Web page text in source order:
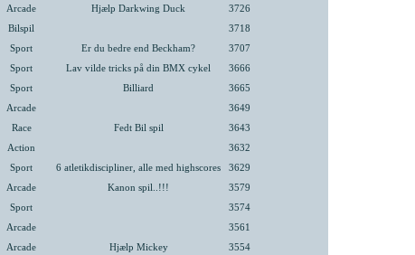
Arcade Hjælp Darkwing Duck 3726
Bilspil 3718
Sport Er du bedre end Beckham? 3707
Sport Lav vilde tricks på din BMX cykel 3666
Sport Billiard 3665
Arcade 3649
Race Fedt Bil spil 3643
Action 3632
Sport 6 atletikdiscipliner, alle med highscores 3629
Arcade Kanon spil..!!! 3579
Sport 3574
Arcade 3561
Arcade Hjælp Mickey 3554